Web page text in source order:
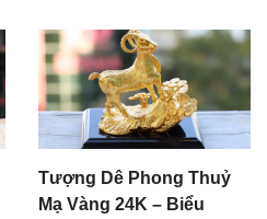
Tượng Dê Phong Thuỷ
Mạ Vàng 24K – Biểu